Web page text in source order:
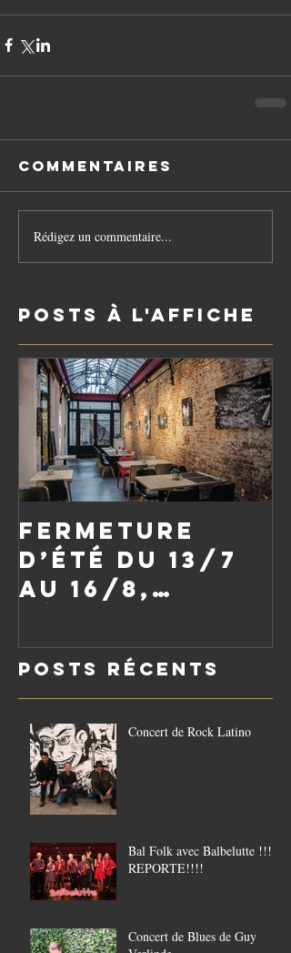
Commentaires
Rédigez un commentaire...
Posts à l'affiche
Fermeture
d’été du 13/7
au 16/8,
le vendredi
21/8
Posts Récents
Concert de Rock Latino
Bal Folk avec Balbelutte !!!!
REPORTE!!!!
Concert de Blues de Guy